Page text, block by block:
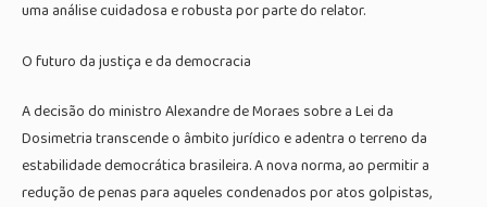
uma análise cuidadosa e robusta por parte do relator.
O futuro da justiça e da democracia
A decisão do ministro Alexandre de Moraes sobre a Lei da
Dosimetria transcende o âmbito jurídico e adentra o terreno da
estabilidade democrática brasileira. A nova norma, ao permitir a
redução de penas para aqueles condenados por atos golpistas,